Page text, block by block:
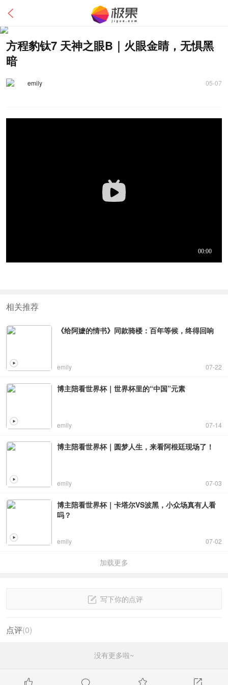
方程豹钛7 天神之眼B｜火眼金睛，无惧黑
暗
emily 05-07
相关推荐
《给阿嬷的情书》同款骑楼：百年等候，终得回响
emily 07-22
博主陪看世界杯｜世界杯里的“中国”元素
emily 07-14
博主陪看世界杯｜圆梦人生，来看阿根廷现场了！
emily 07-03
博主陪看世界杯｜卡塔尔VS波黑，小众场真有人看
吗？
emily 07-02
加载更多
写下你的点评
点评(0)
没有更多啦~